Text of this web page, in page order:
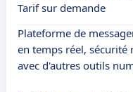
Tarif sur demande
Plateforme de
en temps réel,
avec d'autres outils